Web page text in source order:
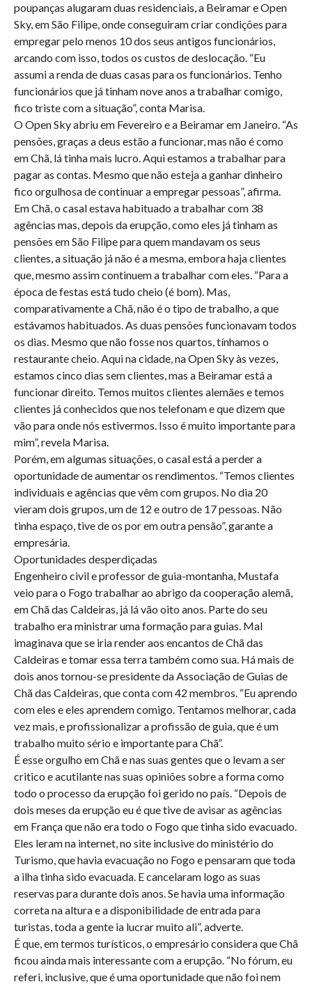
poupanças alugaram duas residenciais, a Beiramar e Open
Sky, em São Filipe, onde conseguiram criar condições para
empregar pelo menos 10 dos seus antigos funcionários,
arcando com isso, todos os custos de deslocação. “Eu
assumi a renda de duas casas para os funcionários. Tenho
funcionários que já tinham nove anos a trabalhar comigo,
fico triste com a situação”, conta Marisa.
O Open Sky abriu em Fevereiro e a Beiramar em Janeiro. “As
pensões, graças a deus estão a funcionar, mas não é como
em Chã, lá tinha mais lucro. Aqui estamos a trabalhar para
pagar as contas. Mesmo que não esteja a ganhar dinheiro
fico orgulhosa de continuar a empregar pessoas”, afirma.
Em Chã, o casal estava habituado a trabalhar com 38
agências mas, depois da erupção, como eles já tinham as
pensões em São Filipe para quem mandavam os seus
clientes, a situação já não é a mesma, embora haja clientes
que, mesmo assim continuem a trabalhar com eles. “Para a
época de festas está tudo cheio (é bom). Mas,
comparativamente a Chã, não é o tipo de trabalho, a que
estávamos habituados. As duas pensões funcionavam todos
os dias. Mesmo que não fosse nos quartos, tínhamos o
restaurante cheio. Aqui na cidade, na Open Sky às vezes,
estamos cinco dias sem clientes, mas a Beiramar está a
funcionar direito. Temos muitos clientes alemães e temos
clientes já conhecidos que nos telefonam e que dizem que
vão para onde nós estivermos. Isso é muito importante para
mim”, revela Marisa.
Porém, em algumas situações, o casal está a perder a
oportunidade de aumentar os rendimentos. “Temos clientes
individuais e agências que vêm com grupos. No dia 20
vieram dois grupos, um de 12 e outro de 17 pessoas. Não
tinha espaço, tive de os por em outra pensão”, garante a
empresária.
Oportunidades desperdiçadas
Engenheiro civil e professor de guia-montanha, Mustafa
veio para o Fogo trabalhar ao abrigo da cooperação alemã,
em Chã das Caldeiras, já lá vão oito anos. Parte do seu
trabalho era ministrar uma formação para guias. Mal
imaginava que se iria render aos encantos de Chã das
Caldeiras e tomar essa terra também como sua. Há mais de
dois anos tornou-se presidente da Associação de Guias de
Chã das Caldeiras, que conta com 42 membros. “Eu aprendo
com eles e eles aprendem comigo. Tentamos melhorar, cada
vez mais, e profissionalizar a profissão de guia, que é um
trabalho muito sério e importante para Chã”.
É esse orgulho em Chã e nas suas gentes que o levam a ser
critico e acutilante nas suas opiniões sobre a forma como
todo o processo da erupção foi gerido no país. “Depois de
dois meses da erupção eu é que tive de avisar as agências
em França que não era todo o Fogo que tinha sido evacuado.
Eles leram na internet, no site inclusive do ministério do
Turismo, que havia evacuação no Fogo e pensaram que toda
a ilha tinha sido evacuada. E cancelaram logo as suas
reservas para durante dois anos. Se havia uma informação
correta na altura e a disponibilidade de entrada para
turistas, toda a gente ia lucrar muito ali”, adverte.
É que, em termos turísticos, o empresário considera que Chã
ficou ainda mais interessante com a erupção. “No fórum, eu
referi, inclusive, que é uma oportunidade que não foi nem